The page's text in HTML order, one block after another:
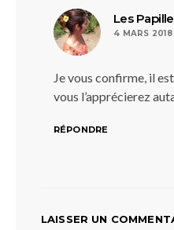
Les
4 MARS
Je vous confirme, il
vous l’apprécierez
RÉPONDRE
LAISSER UN